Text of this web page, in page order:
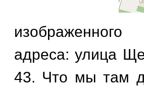
адреса: улица
43. Что мы там